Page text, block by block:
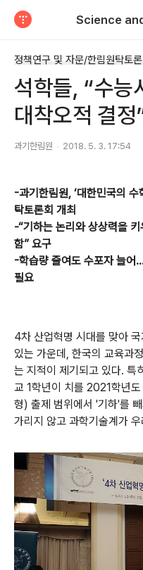
Science
정책연구 및 자문/한림원탁토론
석학들, “수능
대착오적 결정
과기한림원 2018. 5. 3. 17:54
-과기한림원, ‘대한민국의
탁토론회 개최
-“기하는 논리와 상상력을
함” 요구
-학습량 줄여도 수포자 늘어
필요
4차 산업혁명 시대를 맞아
있는 가운데, 한국의 교육과
는 지적이 제기되고 있다. 특
교 1학년이 치를 2021학년
형) 출제 범위에서 '기하'를
가리지 않고 과학기술계가